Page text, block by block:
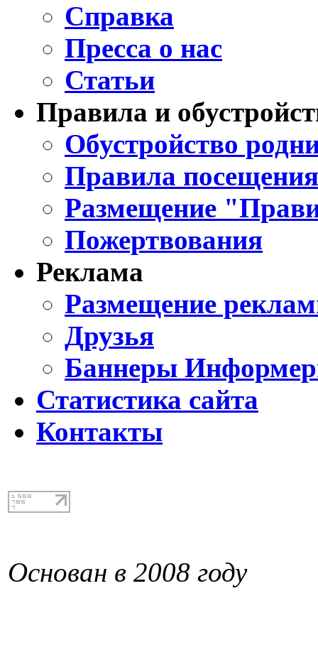
Справка
Пресса о нас
Статьи
Правила и
Обустройство
Правила
Размещение
Пожертвования
Реклама
Размещение
Друзья
Баннеры
Статистика сайта
Контакты
Основан в 2008 году